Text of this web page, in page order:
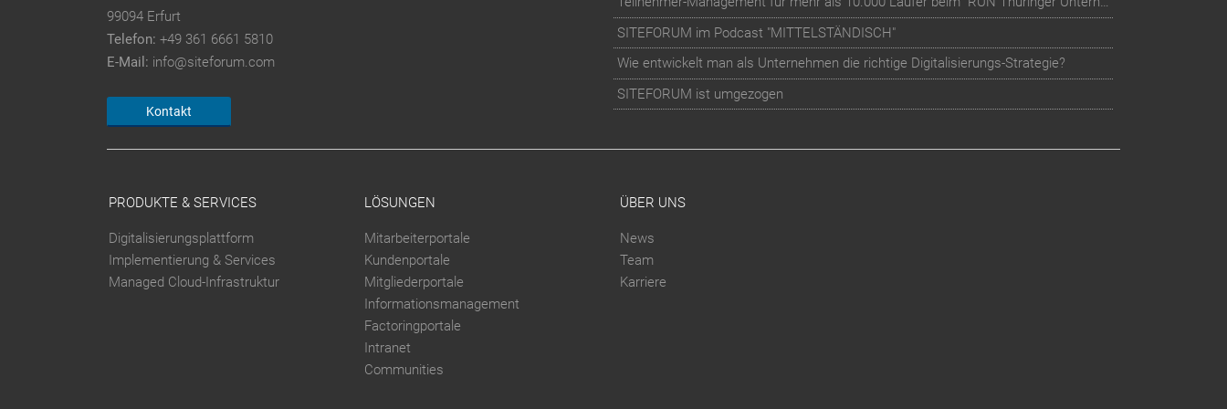
99094 Erfurt
Telefon: +49 361 6661 5810
E-Mail: info@siteforum.com
Kontakt
SITEFORUM im Podcast "MITTELSTÄNDISCH"
Wie entwickelt man als Unternehmen die richtige Digitalisierungs-Strategie?
SITEFORUM ist umgezogen
PRODUKTE & SERVICES
Digitalisierungsplattform
Implementierung & Services
Managed Cloud-Infrastruktur
LÖSUNGEN
Mitarbeiterportale
Kundenportale
Mitgliederportale
Informationsmanagement
Factoringportale
Intranet
Communities
ÜBER UNS
News
Team
Karriere